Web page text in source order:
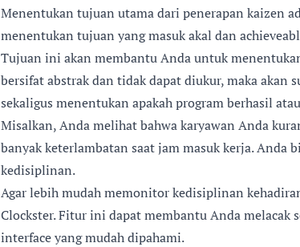
Menentukan tujuan utama dari penerapan kaizen
menentukan tujuan yang masuk akal dan
Tujuan ini akan membantu Anda untuk
bersifat abstrak dan tidak dapat diukur, maka
sekaligus menentukan apakah program berhasil
Misalkan, Anda melihat bahwa karyawan Anda
banyak keterlambatan saat jam masuk kerja.
kedisiplinan.
Agar lebih mudah memonitor kedisiplinan
Clockster. Fitur ini dapat membantu Anda melacak
interface yang mudah dipahami.